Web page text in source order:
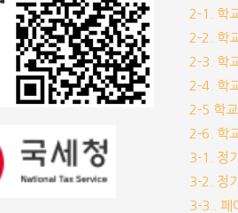
2-1. 학
2-2. 학
2-3. 학
2-4. 학
2-5 학
2-6. 학
3-1. 정
3-2. 정
3-3.. 페